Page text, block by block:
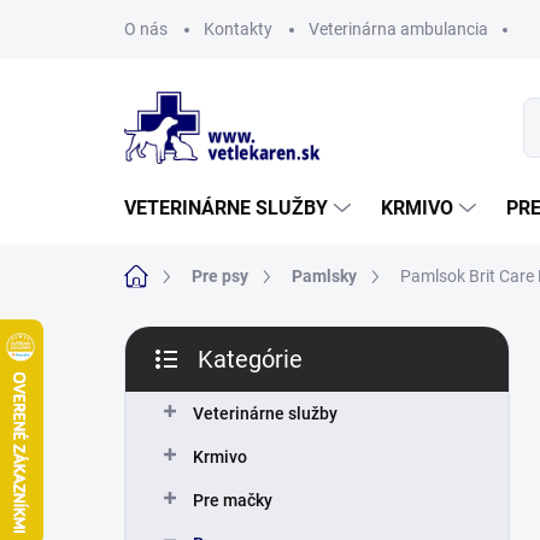
O nás Kontakty Veterinárna ambulancia
VETERINÁRNE SLUŽBY KRMIVO
DomovPre psy Pamlsky Pamlsok Brit Care
B
č
kategórie
Kategórie
Veterinárne služby
Krmivo
Pre mačky